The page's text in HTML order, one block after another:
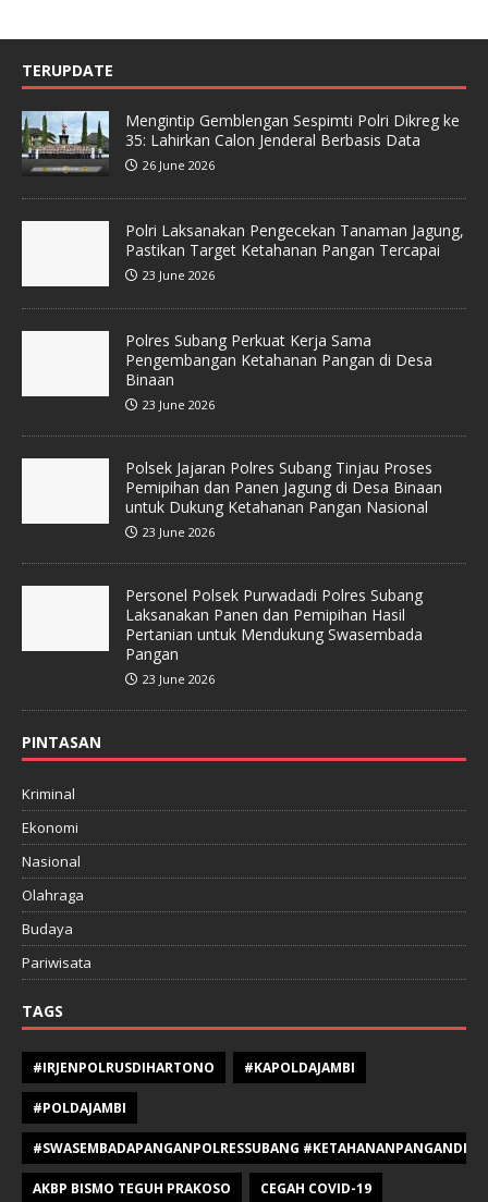
TERUPDATE
Mengintip Gemblengan Sespimti Polri Dikreg ke
35: Lahirkan Calon Jenderal Berbasis Data
26 June 2026
Polri Laksanakan Pengecekan Tanaman Jagung,
Pastikan Target Ketahanan Pangan Tercapai
23 June 2026
Polres Subang Perkuat Kerja Sama
Pengembangan Ketahanan Pangan di Desa
Binaan
23 June 2026
Polsek Jajaran Polres Subang Tinjau Proses
Pemipihan dan Panen Jagung di Desa Binaan
untuk Dukung Ketahanan Pangan Nasional
23 June 2026
Personel Polsek Purwadadi Polres Subang
Laksanakan Panen dan Pemipihan Hasil
Pertanian untuk Mendukung Swasembada
Pangan
23 June 2026
PINTASAN
Kriminal
Ekonomi
Nasional
Olahraga
Budaya
Pariwisata
TAGS
#IRJENPOLRUSDIHARTONO #KAPOLDAJAMBI
#POLDAJAMBI
#SWASEMBADAPANGANPOLRESSUBANG
AKBP BISMO TEGUH PRAKOSO CEGAH COVID-19